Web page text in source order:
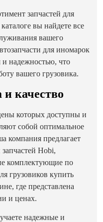
запчастей для
вы найдете все
вашего
для иномарок
и надежностью, что
вашего грузовика.
качество
которых доступны и
собой оптимальное
компания предлагает
Hobi,
комплектующие по
грузовиков купить
где представлена
и ценах.
надежные и